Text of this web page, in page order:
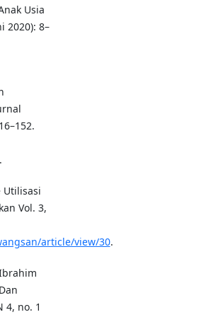
Usia
2020): 8–
Utilisasi
Vol. 3,
article/view/30.
4, no. 1